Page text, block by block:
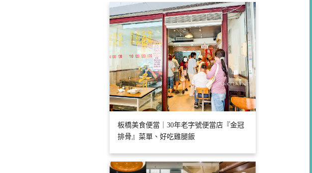
板橋美食便當｜30年老字號便當店『金冠
排骨』菜單、好吃雞腿飯